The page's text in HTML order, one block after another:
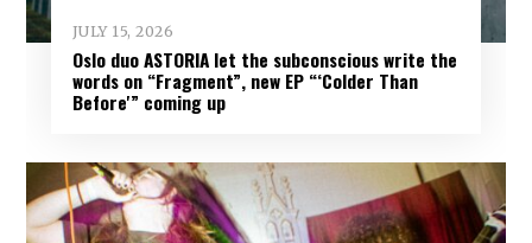
JULY 15, 2026
Oslo duo ASTORIA let the subconscious write the
words on “Fragment”, new EP “‘Colder Than
Before'” coming up